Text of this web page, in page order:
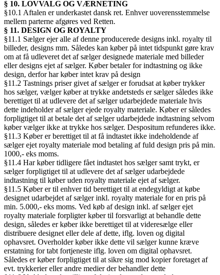
§ 10. LOVVALG OG VÆRNETING
§10.1 Aftalen er underkastet dansk ret. Enhver uoverensstemmelse
mellem parterne afgøres ved Retten.
§ 11. DESIGN OG ROYALTY
§11.1 Sælger ejer alle af denne producerede designs inkl. royalty til
billeder, designs mm. Således kan køber på intet tidspunkt gøre krav
om at få udleveret det af sælger designede materiale med billeder
eller designs ejet af sælger. Køber betaler for indtastning og ikke
design, derfor har køber intet krav på design
§11.2 Tastnings priser givet af sælger er forudsat at køber trykker
hos sælger, vælger køber at trykke andetsteds er sælger således ikke
berettiget til at udlevere det af sælger udarbejdede materiale hvis
dette indeholder af sælger ejede royalty materiale. Køber er således
forpligtiget til at betale det af sælger udarbejdede indtastning selvom
køber vælger ikke at trykke hos sælger. Despositum refunderes ikke.
§11.3 Køber er berettiget til at få indtastet ikke indeholdende af
sælger ejet royalty materiale mod betaling af fuld design pris på min.
1000,- eks moms.
§11.4 Har køber tidligere fået indtastet hos sælger samt trykt, er
sælger forpligtiget til at udlevere det af sælger udarbejdede
indtastning til køber uden royalty materiale ejet af sælger.
§11.5 Køber er til enhver tid berettiget til at endegyldigt at købe
designet udarbejdet af sælger inkl. royalty materiale for en pris på
min. 5.000,- eks moms. Ved køb af design inkl. af sælger ejet
royalty materiale forpligter køber til forsvarligt at behandle dette
design, således er køber ikke berettiget til at videresælge eller
distribuere designet eller dele af dette, iflg. loven og digital
ophavsret. Overholder køber ikke dette vil sælger kunne kræve
erstatning for tabt fortjeneste iflg. loven om digital ophavsret.
Således er køber forpligtiget til at sikre sig mod kopier foretaget af
evt. trykkerier eller andre medier der behandler dette